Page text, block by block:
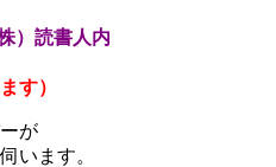
）読書人内
す）
が
います。